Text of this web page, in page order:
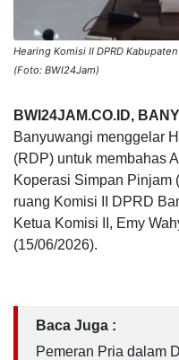
Hearing Komisi II DPRD
(Foto: BWI24Jam)
BWI24JAM.CO.ID,
Banyuwangi menggelar
(RDP) untuk membahas
Koperasi Simpan Pinjam
ruang Komisi II DPRD
Ketua Komisi II, Emy
(15/06/2026).
Baca Juga :
Pemeran Pria dalam